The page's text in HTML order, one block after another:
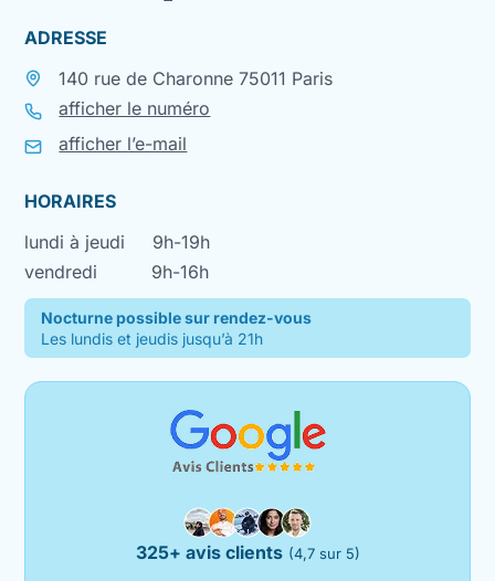
ADRESSE
140 rue de Charonne 75011 Paris
afficher le numéro
afficher l’e-mail
HORAIRES
lundi à jeudi
9h-19h
vendredi
9h-16h
Nocturne possible sur rendez-vous
Les lundis et jeudis jusqu’à 21h
325+ avis clients (4,7 sur 5)